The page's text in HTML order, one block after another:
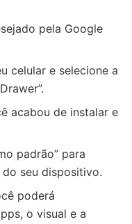
pela Google
celular e selecione a
acabou de instalar e
padrão” para
seu dispositivo.
poderá
o visual e a